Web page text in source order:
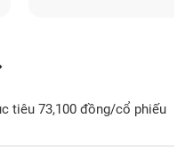
tiêu 73,100 đồng/cổ phiếu